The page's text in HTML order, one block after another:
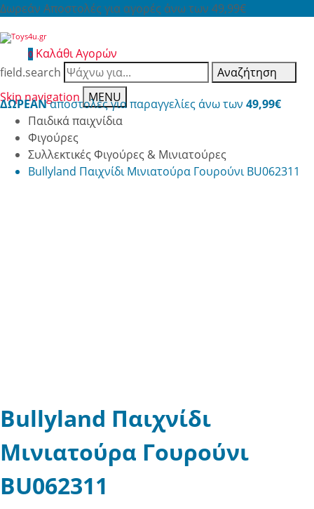
Δωρεάν Αποστολές για αγορές άνω των 49,99€
0 Καλάθι Αγορών
field.search
Αναζήτηση
Skip navigation
MENU
ΔΩΡΕΑΝαποστολές για παραγγελίες άνω των 49,99€
Παιδικά παιχνίδια
Φιγούρες
Συλλεκτικές Φιγούρες & Μινιατούρες
Bullyland Παιχνίδι Μινιατούρα Γουρούνι BU062311
Bullyland Παιχνίδι
Μινιατούρα Γουρούνι
BU062311